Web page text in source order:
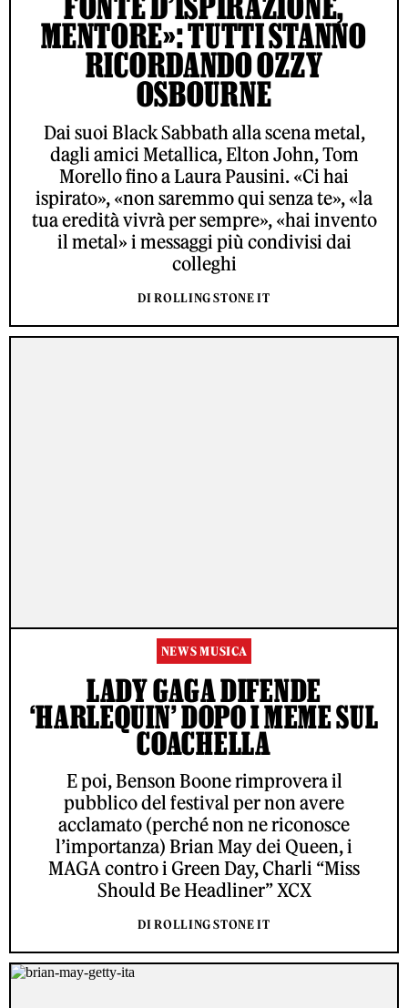
MENTORE»: TUTTI STANNO
RICORDANDO OZZY
OSBOURNE
Dai suoi Black Sabbath alla scena metal,
dagli amici Metallica, Elton John, Tom
Morello fino a Laura Pausini. «Ci hai
ispirato», «non saremmo qui senza te», «la
tua eredità vivrà per sempre», «hai invento
il metal» i messaggi più condivisi dai
colleghi
DI ROLLING STONE IT
NEWS MUSICA
LADY GAGA DIFENDE
‘HARLEQUIN’ DOPO I MEME SUL
COACHELLA
E poi, Benson Boone rimprovera il
pubblico del festival per non avere
acclamato (perché non ne riconosce
l’importanza) Brian May dei Queen, i
MAGA contro i Green Day, Charli “Miss
Should Be Headliner” XCX
DI ROLLING STONE IT